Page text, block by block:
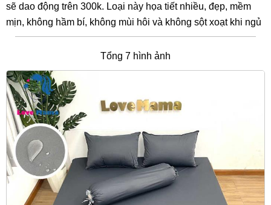
sẽ dao động trên 300k. Loại này họa tiết nhiều, đẹp, mềm
mịn, không hầm bí, không mùi hôi và không sột xoạt khi ngủ
Tổng 7 hình ảnh